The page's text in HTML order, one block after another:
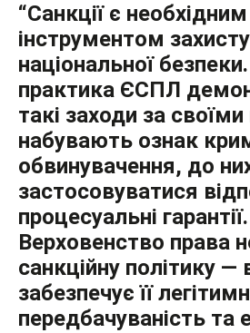
“Санкції є необхідним
інструментом захисту
національної
практика ЄСПЛ
такі заходи за
набувають ознак
обвинувачення, до
застосовуватися
процесуальні гарантії.
Верховенство права
санкційну політику —
забезпечує її
передбачуваність та